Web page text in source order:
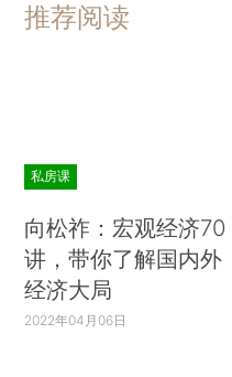
推荐阅读
私房课
向松祚：宏观经济70
讲，带你了解国内外
经济大局
2022年04月06日